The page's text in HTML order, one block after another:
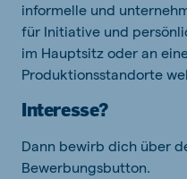
informelle und
für Initiative und
im Hauptsitz oder an
Produktionsstandorte
Interesse?
Dann bewirb dich über
Bewerbungsbutton.